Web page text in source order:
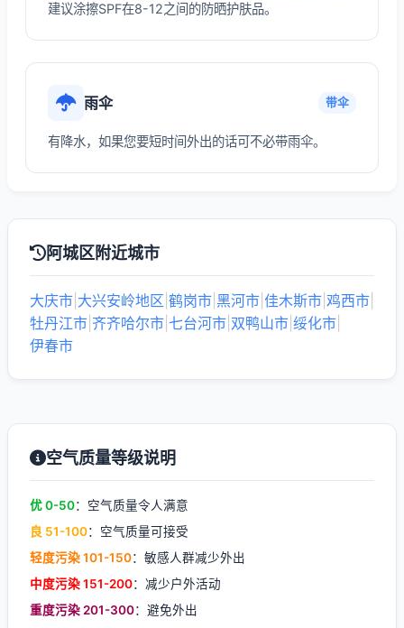
建议涂擦SPF在8-12之间的防晒护肤品。
雨伞 带伞
有降水，如果您要短时间外出的话可不必带雨伞。
阿城区附近城市
大庆市 大兴安岭地区 鹤岗市 黑河市 佳木斯市 鸡西市
牡丹江市 齐齐哈尔市 七台河市 双鸭山市 绥化市
伊春市
空气质量等级说明
优 0-50：空气质量令人满意
良 51-100：空气质量可接受
轻度污染 101-150：敏感人群减少外出
中度污染 151-200：减少户外活动
重度污染 201-300：避免外出